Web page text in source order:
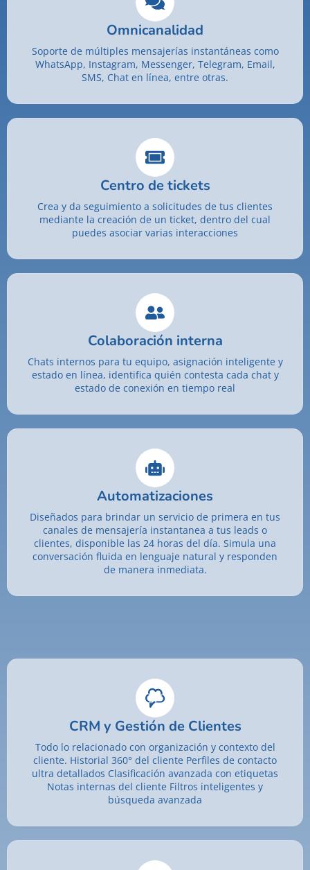
Omnicanalidad
Soporte de múltiples mensajerías instantáneas como
WhatsApp, Instagram, Messenger, Telegram, Email,
SMS, Chat en línea, entre otras.
Centro de tickets
Crea y da seguimiento a solicitudes de tus clientes
mediante la creación de un ticket, dentro del cual
puedes asociar varias interacciones
Colaboración interna
Chats internos para tu equipo, asignación inteligente y
estado en línea, identifica quién contesta cada chat y
estado de conexión en tiempo real
Automatizaciones
Diseñados para brindar un servicio de primera en tus
canales de mensajería instantanea a tus leads o
clientes, disponible las 24 horas del día. Simula una
conversación fluida en lenguaje natural y responden
de manera inmediata.
CRM y Gestión de Clientes
Todo lo relacionado con organización y contexto del
cliente. Historial 360° del cliente Perfiles de contacto
ultra detallados Clasificación avanzada con etiquetas
Notas internas del cliente Filtros inteligentes y
búsqueda avanzada